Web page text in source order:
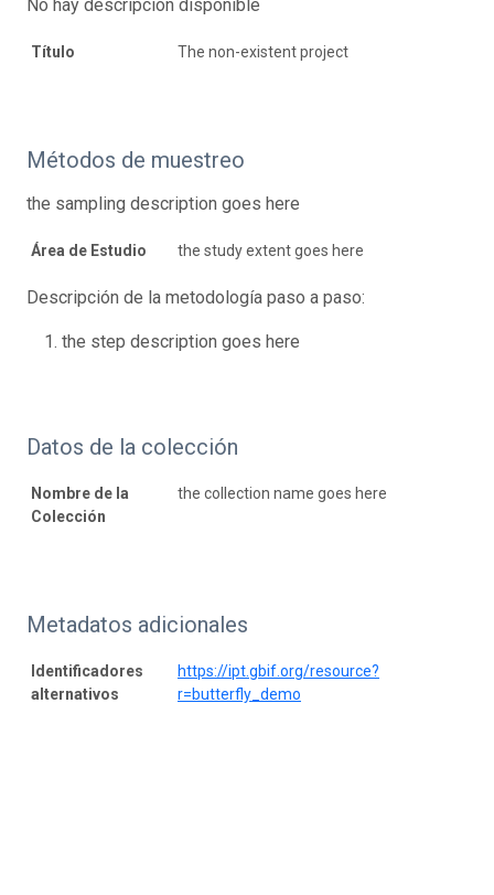
No hay descripción disponible
Título The non-existent project
Métodos de muestreo
the sampling description goes here
Área de Estudio the study extent goes here
Descripción de la metodología paso a paso:
the step description goes here
Datos de la colección
Nombre de la
Colección
the collection name goes here
Metadatos adicionales
Identificadores
alternativos
https://ipt.gbif.org/resource?
r=butterfly_demo